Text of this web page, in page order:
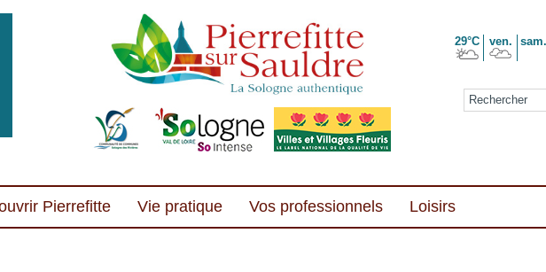
29°C ven. sam.
Formulaire de
Pierrefitte Vie pratique Vos professionnels Loisirs